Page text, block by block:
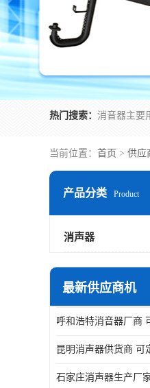
热门搜索：
当前位置： 首页 > 供应
产品分类 Product
消声器
最新供应商机
呼和浩特消音器厂商
昆明消声器供货商 可